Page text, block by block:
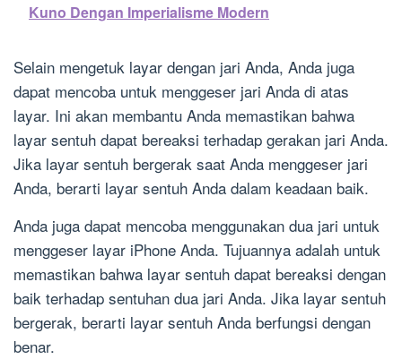
Kuno Dengan Imperialisme Modern
Selain mengetuk layar dengan jari Anda, Anda juga
dapat mencoba untuk menggeser jari Anda di atas
layar. Ini akan membantu Anda memastikan bahwa
layar sentuh dapat bereaksi terhadap gerakan jari Anda.
Jika layar sentuh bergerak saat Anda menggeser jari
Anda, berarti layar sentuh Anda dalam keadaan baik.
Anda juga dapat mencoba menggunakan dua jari untuk
menggeser layar iPhone Anda. Tujuannya adalah untuk
memastikan bahwa layar sentuh dapat bereaksi dengan
baik terhadap sentuhan dua jari Anda. Jika layar sentuh
bergerak, berarti layar sentuh Anda berfungsi dengan
benar.